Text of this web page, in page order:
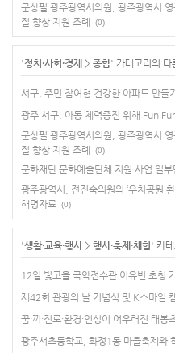
문상필 광주광역시의원, 광주광역시
질 향상 지원 조례
(0)
'정치·사회·경제 > 종합' 카테고리의 다
서구, 주민 참여형 건강한 아파트 만들
광주 서구, 아동 체력증진 위해 Fun
문상필 광주광역시의원, 광주광역시
질 향상 지원 조례
(0)
문화재단 문화예술단체 지원 사업 일부
광주광역시, 전진숙의원의 ‘우치공원
해명자료
(0)
'생활·교육·행사> 행사·축제·체험' 카
12일 빛고을 국악전수관 이유빈 초청
제42회 관광의 날 기념식 및 K스마일
꿈·끼·진로·환경·인성이 어우러진 태봉
광주서초등학교, 화정1동 마을축제와